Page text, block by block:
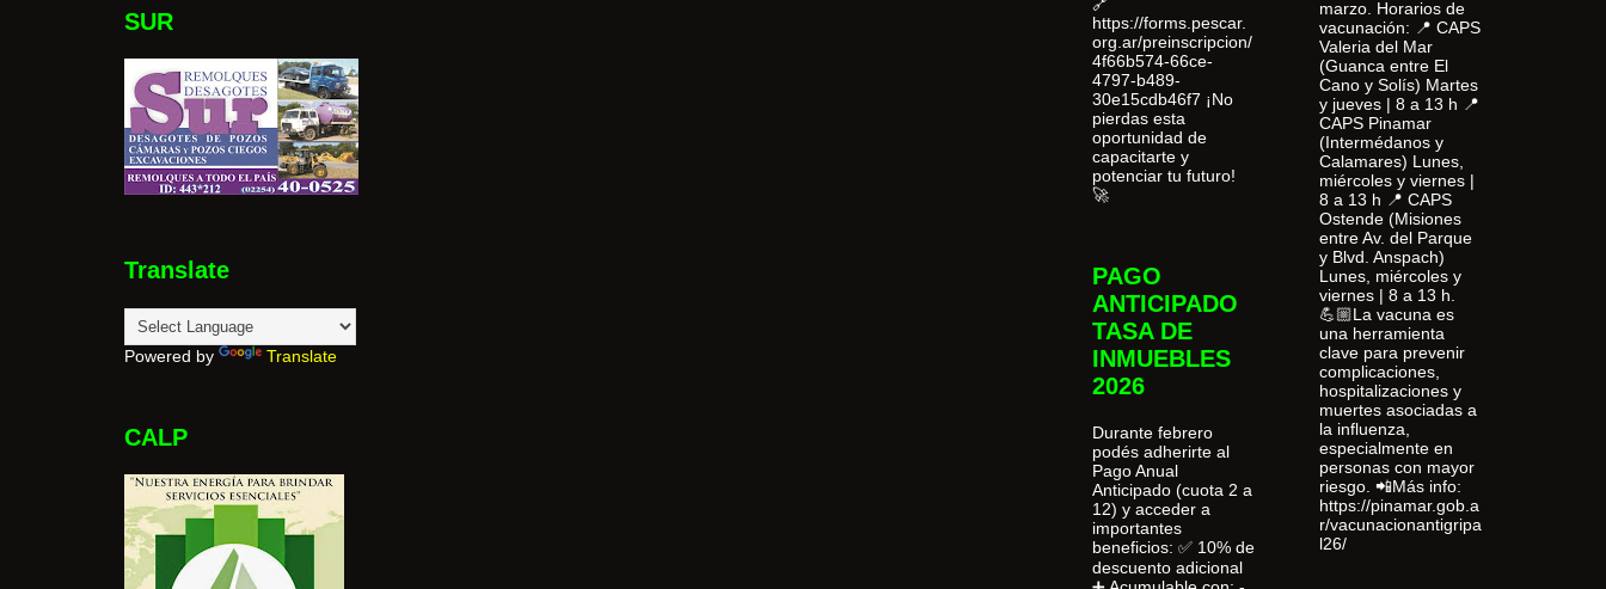
SUR
Translate
Powered by Translate
CALP
https://forms.pescar.
org.ar/preinscripcion/
4f66b574-66ce-
4797-b489-
30e15cdb46f7 ¡No
pierdas esta
oportunidad de
capacitarte y
potenciar tu futuro!
🚀
PAGO
ANTICIPADO
TASA DE
INMUEBLES
2026
Durante febrero
podés adherirte al
Pago Anual
Anticipado (cuota 2 a
12) y acceder a
importantes
beneficios: ✅ 10% de
descuento adicional
marzo. Horarios de
vacunación: 📍 CAPS
Valeria del Mar
(Guanca entre El
Cano y Solís) Martes
y jueves | 8 a 13 h 📍
CAPS Pinamar
(Intermédanos y
Calamares) Lunes,
miércoles y viernes |
8 a 13 h 📍 CAPS
Ostende (Misiones
entre Av. del Parque
y Blvd. Anspach)
Lunes, miércoles y
viernes | 8 a 13 h.
💪🏼La vacuna es
una herramienta
clave para prevenir
complicaciones,
hospitalizaciones y
muertes asociadas a
la influenza,
especialmente en
personas con mayor
riesgo. 📲Más info:
https://pinamar.gob.a
r/vacunacionantigripa
l26/